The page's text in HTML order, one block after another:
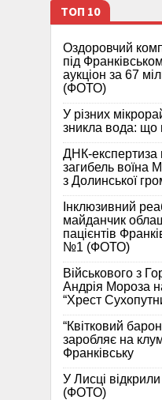
ТОП 10
Оздоровчий
під
аукціон за 67
(ФОТО)
У різних
зникла вода: що
ДНК-експертиза
загибель воїна
з Долинської
Інклюзивний
майданчик
пацієнтів
№1 (ФОТО)
Військового з
Андрія Мороза
“Хрест
“Квітковий
заробляє на
Франківську
У Лисці
(ФОТО)